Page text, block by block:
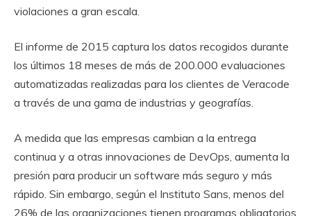
violaciones a gran escala.
El informe de 2015 captura los datos recogidos durante
los últimos 18 meses de más de 200.000 evaluaciones
automatizadas realizadas para los clientes de Veracode
a través de una gama de industrias y geografías.
A medida que las empresas cambian a la entrega
continua y a otras innovaciones de DevOps, aumenta la
presión para producir un software más seguro y más
rápido. Sin embargo, según el Instituto Sans, menos del
26% de las organizaciones tienen programas obligatorios